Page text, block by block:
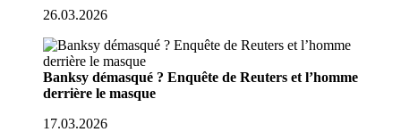
26.03.2026
Banksy démasqué ? Enquête de Reuters et l’homme
derrière le masque
17.03.2026